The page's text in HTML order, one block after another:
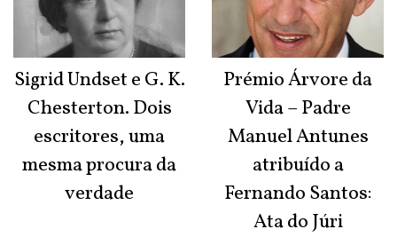
Sigrid Undset e G. K.
Chesterton. Dois
escritores, uma
mesma procura da
verdade
Prémio Árvore da
Vida – Padre
Manuel Antunes
atribuído a
Fernando Santos:
Ata do Júri